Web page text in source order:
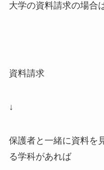
大学の資料請求の場合
資料請求
↓
保護者と一緒に資料を
る学科があれば